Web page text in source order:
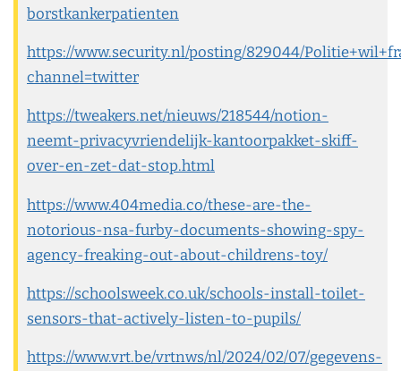
borstkankerpatienten
https://www.security.nl/posting/829044/
channel=twitter
https://tweakers.net/nieuws/218544/notion-
neemt-privacyvriendelijk-kantoorpakket-skiff-
over-en-zet-dat-stop.html
https://www.404media.co/these-are-the-
notorious-nsa-furby-documents-showing-spy-
agency-freaking-out-about-childrens-toy/
https://schoolsweek.co.uk/schools-install-toilet-
sensors-that-actively-listen-to-pupils/
https://www.vrt.be/vrtnws/nl/2024/02/07/gegevens-